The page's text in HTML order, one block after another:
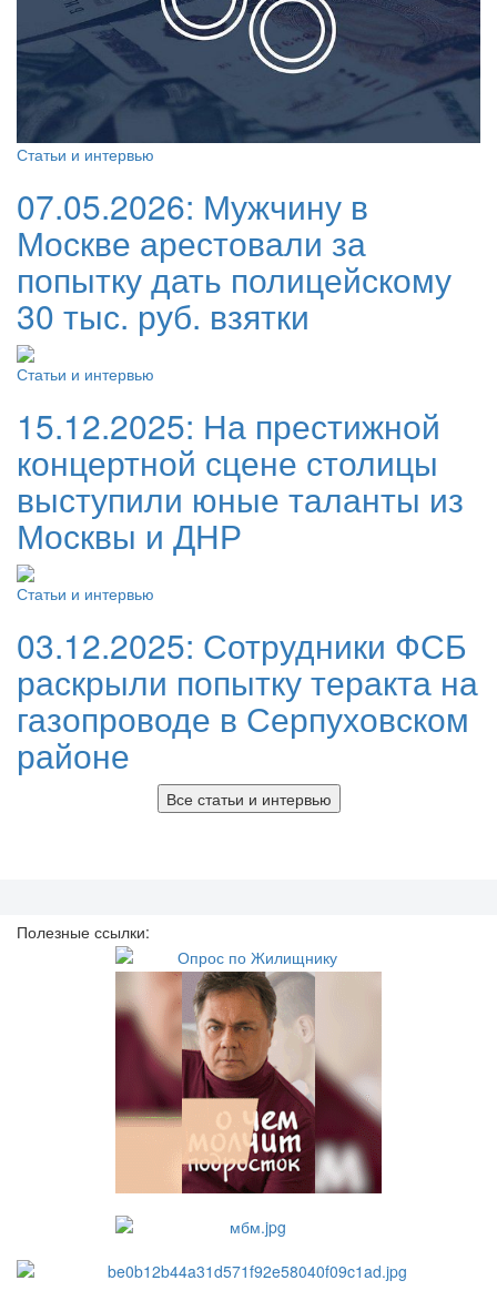
Статьи и интервью
07.05.2026: Мужчину в
Москве арестовали за
попытку дать полицейскому
30 тыс. руб. взятки
Статьи и интервью
15.12.2025: На престижной
концертной сцене столицы
выступили юные таланты из
Москвы и ДНР
Статьи и интервью
03.12.2025: Сотрудники ФСБ
раскрыли попытку теракта на
газопроводе в Серпуховском
районе
Все статьи и интервью
Полезные ссылки: